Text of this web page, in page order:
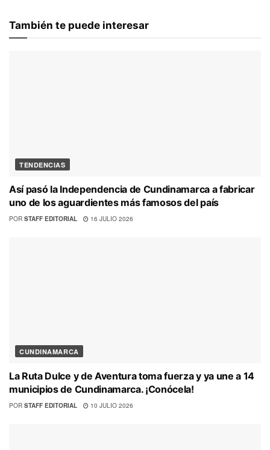
También te puede interesar
TENDENCIAS
Así pasó la Independencia de Cundinamarca a fabricar
uno de los aguardientes más famosos del país
POR STAFF EDITORIAL 16 JULIO 2026
CUNDINAMARCA
La Ruta Dulce y de Aventura toma fuerza y ya une a 14
municipios de Cundinamarca. ¡Conócela!
POR STAFF EDITORIAL 10 JULIO 2026